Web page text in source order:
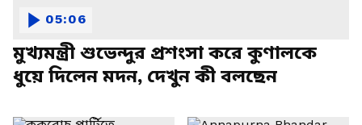
মুখ্যমন্ত্রী শুভেন্দুর প্রশংসা করে কুণালকে
ধুয়ে দিলেন মদন, দেখুন কী বলছেন
05:06